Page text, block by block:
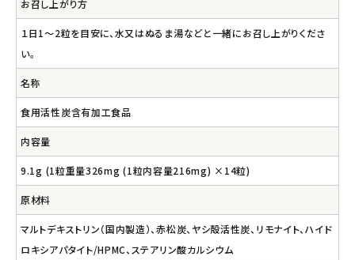
お召し上がり方
１日1～2粒を目安に、水又はぬるま湯などと一緒にお召し上がりくださ
い。
名称
食用活性炭含有加工食品
内容量
9.1g (1粒重量326mg (1粒内容量216mg) ×14粒)
原材料
マルトデキストリン（国内製造）、赤松炭、ヤシ殻活性炭、リモナイト、ハイド
ロキシアパタイト/HPMC、ステアリン酸カルシウム